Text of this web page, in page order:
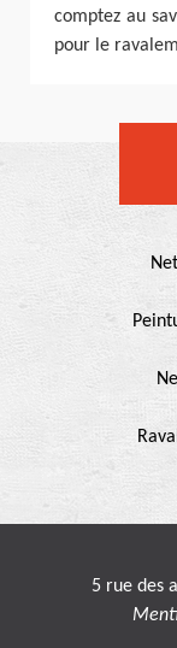
comptez au
pour le
5 rue des